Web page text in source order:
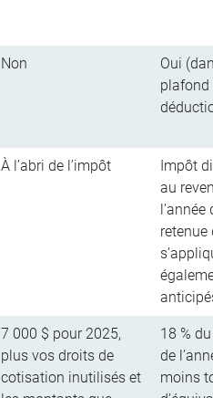
Non
Oui
plafond
À l’abri de l’impôt
Impôt
au
retenue
7 000 $ pour 2025,
plus vos droits de
cotisation inutilisés et
18 %
de
moins